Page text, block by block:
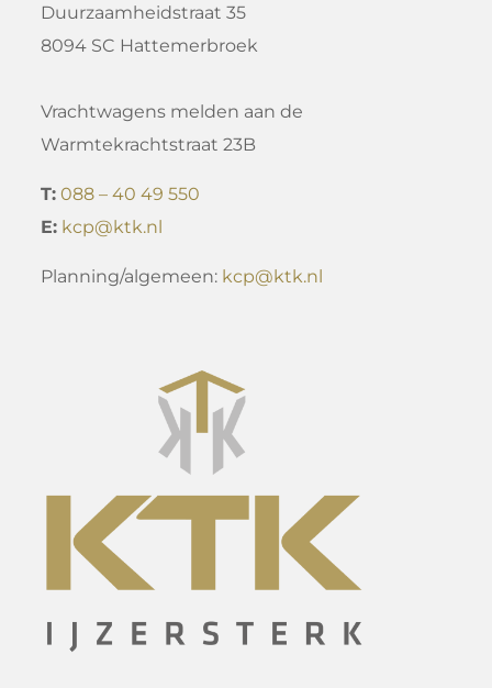
Duurzaamheidstraat 35
8094 SC Hattemerbroek
Vrachtwagens melden aan de
Warmtekrachtstraat 23B
T: 088 – 40 49 550
E: kcp@ktk.nl
Planning/algemeen: kcp@ktk.nl​